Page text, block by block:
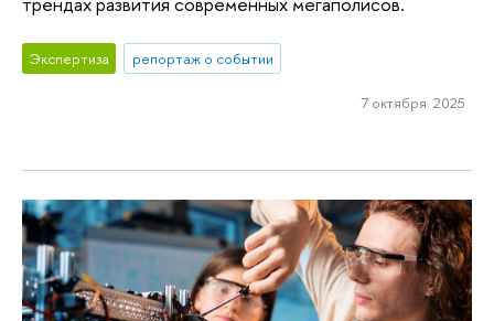
Экспертиза репортаж о событии
7 октября 2025